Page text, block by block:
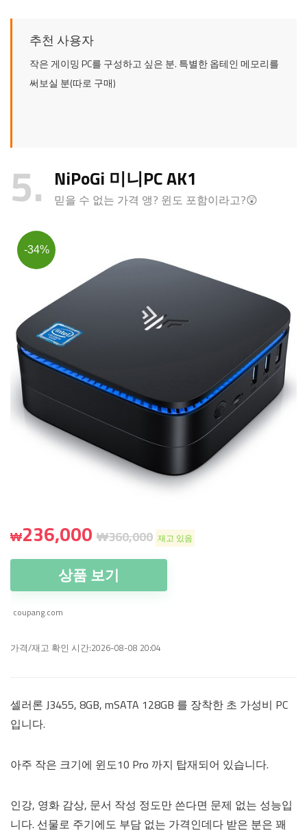
추천 사용자
작은 게이밍 PC를 구성하고 싶은 분. 특별한 옵테인 메모리를
써보실 분(따로 구매)
5 NiPoGi 미니PC AK1
믿을 수 없는 가격 앵? 윈도 포함이라고?😲
-34%
₩236,000 ₩360,000 재고 있음
상품 보기
coupang.com
가격/재고 확인 시간:2026-08-08 20:04
셀러론 J3455, 8GB, mSATA 128GB 를 장착한 초 가성비 PC
입니다.
아주 작은 크기에 윈도10 Pro 까지 탑재되어 있습니다.
인강, 영화 감상, 문서 작성 정도만 쓴다면 문제 없는 성능입
니다. 선물로 주기에도 부담 없는 가격인데다 받은 분은 꽤